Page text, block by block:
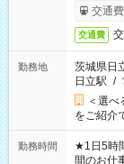
交通
交通費
勤務地
茨城県日
日立駅 /
＜選
をご紹介
勤務時間
★1日5時
間のお仕